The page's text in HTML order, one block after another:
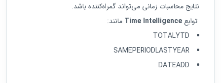
نتایج محاسبات زمانی می‌تواند گمراه‌کننده باشد.
توابعTime Intelligence مانند:
TOTALYTD
SAMEPERIODLASTYEAR
DATEADD